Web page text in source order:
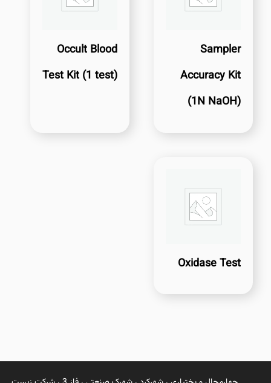
Sampler
Accuracy Kit
(1N NaOH)
Occult Blood
Test Kit (1 test)
Oxidase Test